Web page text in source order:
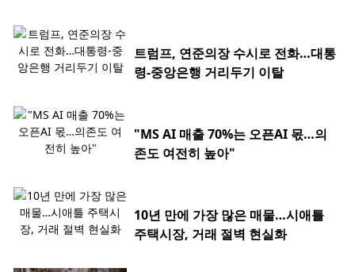
트럼프, 연준의장 수시로 전화…대통
령-중앙은행 거리두기 이탈
"MS AI 매출 70%는 오픈AI 몫…의
존도 여전히 높아"
10년 만에 가장 많은 매물…시애틀
주택시장, 거래 절벽 현실화